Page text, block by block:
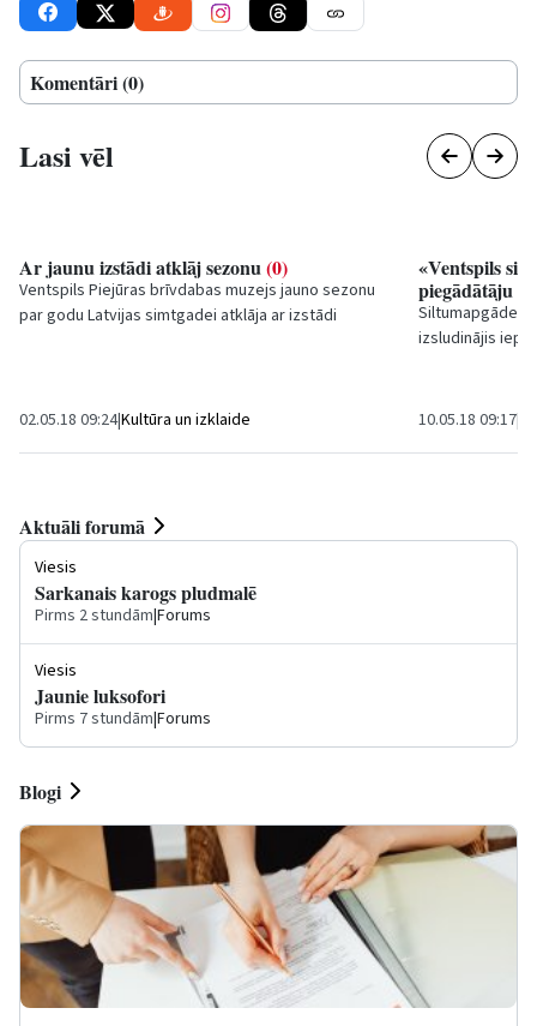
Komentāri (0)
Lasi vēl
Ar jaunu izstādi atklāj sezonu(0)
Ventspils Piejūras brīvdabas muzejs jauno sezonu
par godu Latvijas simtgadei atklāja ar izstādi
02.05.18 09:24|Kultūra un izklaide
«Ventspils
piegādātāju
Siltumapgādes
izsludinājis
10.05.18 09:17|
Aktuāli forumā
Viesis
Sarkanais karogs pludmalē
Pirms 2 stundām|Forums
Viesis
Jaunie luksofori
Pirms 7 stundām|Forums
Blogi